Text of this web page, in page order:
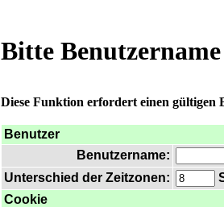
Bitte
Diese Funktion erfordert einen gültigen
Benutzer
Benutzername:
Unterschied der Zeitzonen:
Cookie